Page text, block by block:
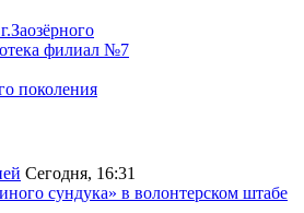
филиал №7
поколения
Сегодня, 16:31
сундука» в волонтерском штабе